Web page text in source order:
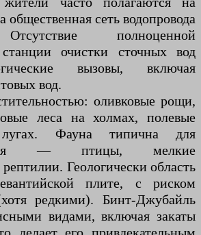
общественная сеть водопровода
полноценной
очистки сточных вод
вызовы, включая
вод.
оливковые рощи,
леса на холмах, полевые
Фауна типична для
— птицы, мелкие
Геологически область
плите, с риском
редкими). Бинт-Джубайль
видами, включая закаты